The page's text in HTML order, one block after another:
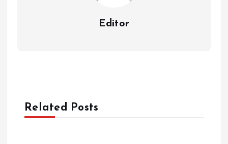
Editor
Related Posts